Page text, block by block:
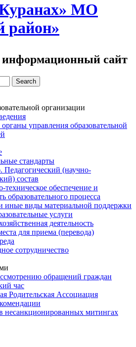
МО
район»
сайт
организации
управления образовательной
стандарты
Педагогический (научно-
состав
техническое обеспечение и
образовательного процесса
иные виды материальной поддержки
услуги
деятельность
для приема (перевода)
сотрудничество
обращений граждан
час
Родительская Ассоциация
несанкционированных митингах